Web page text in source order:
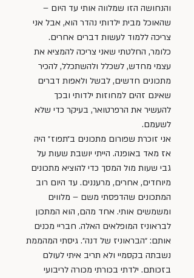
והנחושה הזו שמלווה אותי עד היום –
שהאוכל מבית ילדותי נהדר הוא, אבל אני
צריכה ללמוד לעשות דברים אחרים.
כלומר, החלטתי שאני צריכה להמציא את
עצמי מחדש, לשכלל ולהשתכלל, להכיר
מתכונים חדשים, לבשל ולאפות דברים
שאינם זהים למחוזות ילדותי ובכך
להעשיר את הרפרטואר, בעיקר כדי שלא
לשעמם.
אני זוכרת שפורום מתכונים ב״תפוז״ היה
אז מאד באופנה. הייתי יושבת שעות על
גבי שעות מול המסך כדי להוציא מתכונים
מיוחדים, אחרים, מרעננים. עד היום רוב
המתכונים שהדפסתי משם – מלווים
ומשמשים אותי. אחד מהם, הוא המתכון
לבראוניז המופלאים האלה. חבריי מכנים
אותם: ״הבראוניז של דנה״. גיסתי המהממת
נשבתה בקסמיי ולא תריב איתי לעולם
בזכותם. ילדתי בכורתי מכורה לריבועי